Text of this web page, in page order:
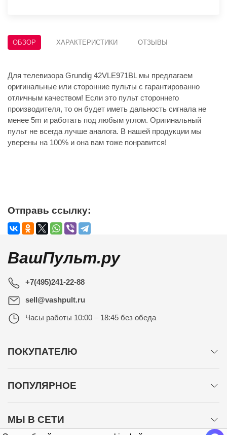
ОБЗОР ХАРАКТЕРИСТИКИ ОТЗЫВЫ
Для телевизора Grundig 42VLE971BL мы предлагаем
оригинальные или сторонние пульты с гарантированно
отличным качеством! Если это пульт стороннего
производителя, то он будет иметь дальность сигнала не
менее 5m и работать под любым углом. Оригинальный
пульт не всегда лучше аналога. В нашей продукции мы
уверены на 100% и она вам тоже понравится!
Отправь ссылку:
ВашПульт.ру
+7(495)241-22-88
sell@vashpult.ru
Часы работы 10:00 – 18:45 без обеда
ПОКУПАТЕЛЮ
ПОПУЛЯРНОЕ
МЫ В СЕТИ